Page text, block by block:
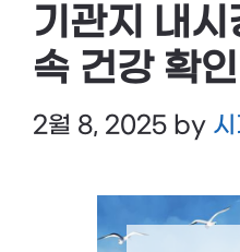
기관지 내
속 건강 확인
2월 8, 2025 by